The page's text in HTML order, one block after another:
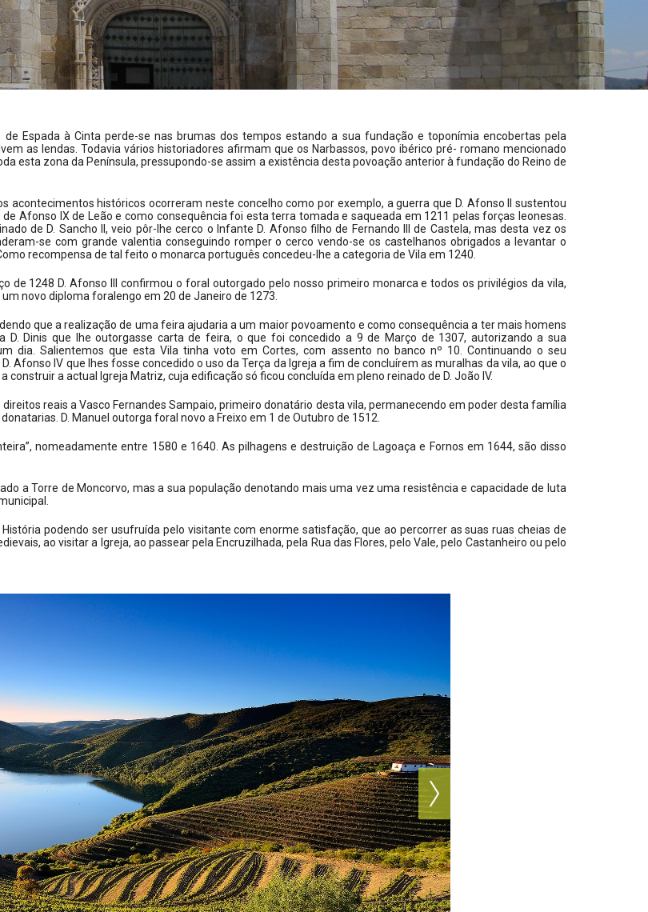
de Espada à Cinta perde-se nas brumas dos tempos estando a sua fundação e toponímia encobertas pela
as lendas. Todavia vários historiadores afirmam que os Narbassos, povo ibérico pré- romano mencionado
esta zona da Península, pressupondo-se assim a existência desta povoação anterior à fundação do Reino de
acontecimentos históricos ocorreram neste concelho como por exemplo, a guerra que D. Afonso II sustentou
Afonso IX de Leão e como consequência foi esta terra tomada e saqueada em 1211 pelas forças leonesas.
de D. Sancho II, veio pôr-lhe cerco o Infante D. Afonso filho de Fernando III de Castela, mas desta vez os
se com grande valentia conseguindo romper o cerco vendo-se os castelhanos obrigados a levantar o
recompensa de tal feito o monarca português concedeu-lhe a categoria de Vila em 1240.
de 1248 D. Afonso III confirmou o foral outorgado pelo nosso primeiro monarca e todos os privilégios da vila,
novo diploma foralengo em 20 de Janeiro de 1273.
que a realização de uma feira ajudaria a um maior povoamento e como consequência a ter mais homens
D. Dinis que lhe outorgasse carta de feira, o que foi concedido a 9 de Março de 1307, autorizando a sua
dia. Salientemos que esta Vila tinha voto em Cortes, com assento no banco nº 10. Continuando o seu
Afonso IV que lhes fosse concedido o uso da Terça da Igreja a fim de concluírem as muralhas da vila, ao que o
a actual Igreja Matriz, cuja edificação só ficou concluída em pleno reinado de D. João IV.
reais a Vasco Fernandes Sampaio, primeiro donatário desta vila, permanecendo em poder desta família
D. Manuel outorga foral novo a Freixo em 1 de Outubro de 1512.
nomeadamente entre 1580 e 1640. As pilhagens e destruição de Lagoaça e Fornos em 1644, são disso
a Torre de Moncorvo, mas a sua população denotando mais uma vez uma resistência e capacidade de luta
podendo ser usufruída pelo visitante com enorme satisfação, que ao percorrer as suas ruas cheias de
ao visitar a Igreja, ao passear pela Encruzilhada, pela Rua das Flores, pelo Vale, pelo Castanheiro ou pelo